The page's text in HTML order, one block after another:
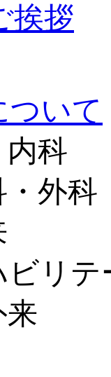
挨拶
ついて
科
外科
ビリ
来